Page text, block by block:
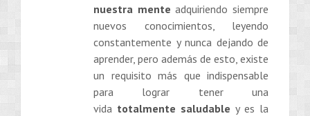
nuestra mente adquiriendo siempre
nuevos conocimientos, leyendo
constantemente y nunca dejando de
aprender, pero además de esto, existe
un requisito más que indispensable
para lograr tener una
vida totalmente saludable y es la